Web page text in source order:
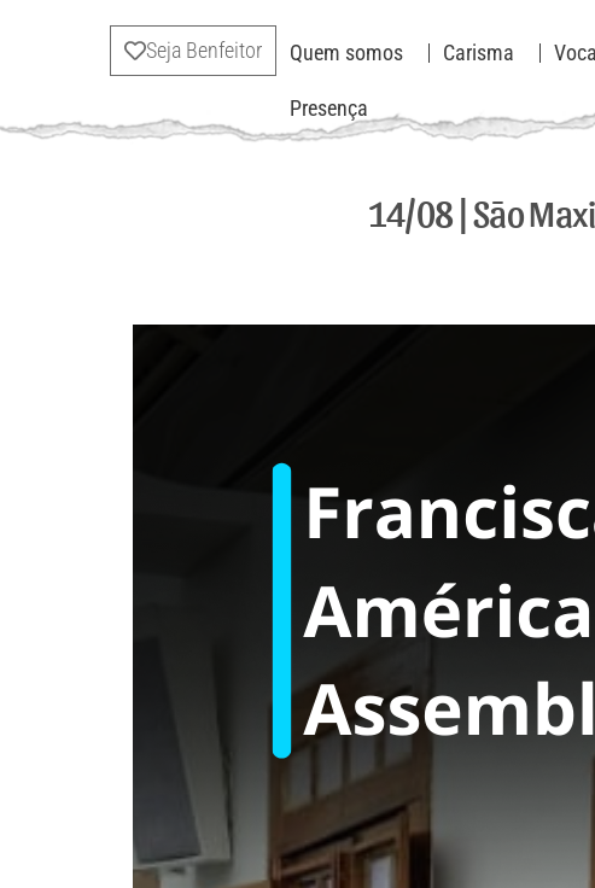
Seja Benfeitor Quem somos Carisma
Presença
14/08 | São